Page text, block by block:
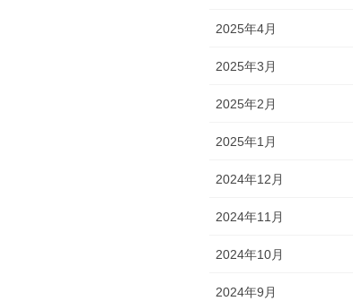
2025年4月
2025年3月
2025年2月
2025年1月
2024年12月
2024年11月
2024年10月
2024年9月